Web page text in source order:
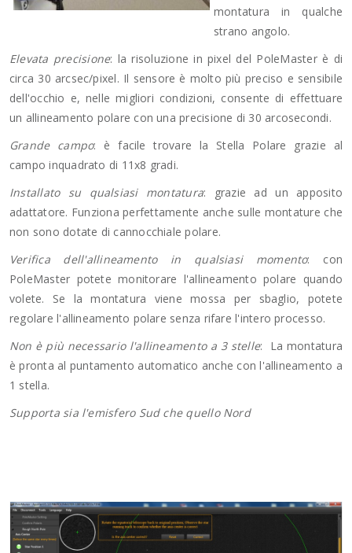
montatura in qualche
strano angolo.
Elevata precisione: la risoluzione in pixel del PoleMaster è di
circa 30 arcsec/pixel. Il sensore è molto più preciso e sensibile
dell'occhio e, nelle migliori condizioni, consente di effettuare
un allineamento polare con una precisione di 30 arcosecondi.
Grande campo: è facile trovare la Stella Polare grazie al
campo inquadrato di 11x8 gradi.
Installato su qualsiasi montatura: grazie ad un apposito
adattatore. Funziona perfettamente anche sulle montature che
non sono dotate di cannocchiale polare.
Verifica dell'allineamento in qualsiasi momento: con
PoleMaster potete monitorare l'allineamento polare quando
volete. Se la montatura viene mossa per sbaglio, potete
regolare l'allineamento polare senza rifare l'intero processo.
Non è più necessario l'allineamento a 3 stelle: La montatura
è pronta al puntamento automatico anche con l'allineamento a
1 stella.
Supporta sia l'emisfero Sud che quello Nord